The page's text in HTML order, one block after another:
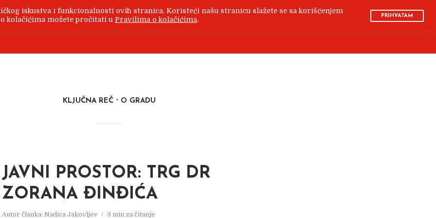
KLJUČNA REČ O GRADU
JAVNI PROSTOR: TRG DR
ZORANA ĐINĐIĆA
Autor članka: Nadica Jakovljev 3 min za čitanje
iskustva i funkcionalnosti ovih stranica. Koristeći našu stranicu slažete se sa korišćenjem
o kolačićima možete pročitati u Pravilima o kolačićima. PRIHVATAM